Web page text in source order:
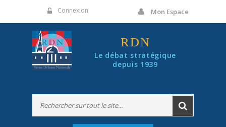
Connexion Mon Espace
RDN
Le débat stratégique
depuis 1939